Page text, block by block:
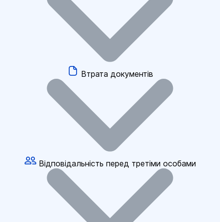
Втрата документів
Відповідальність перед третіми особами